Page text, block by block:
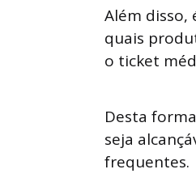
Além disso,
quais
o ticket
Desta
seja
frequentes.